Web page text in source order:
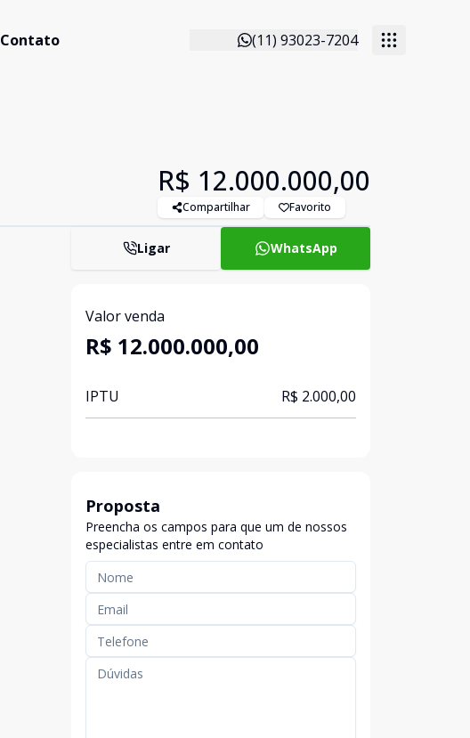
Contato (11) 93023-7204
R$ 12.000.000,00
Compartilhar Favorito
Ligar WhatsApp
Valor venda
R$ 12.000.000,00
IPTU R$ 2.000,00
Proposta
Preencha os campos para que um de nossos
especialistas entre em contato